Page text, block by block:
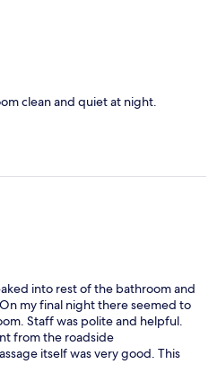
clean and quiet at night.
into rest of the bathroom and
my final night there seemed to
Staff was polite and helpful.
from the roadside
itself was very good. This
not a 4-star hotel.